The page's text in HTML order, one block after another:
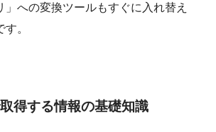
」への変換ツールもすぐに入れ替え
。
得する情報の基礎知識